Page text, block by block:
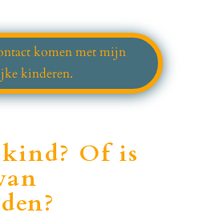
komen met mijn
kinderen.
Of is